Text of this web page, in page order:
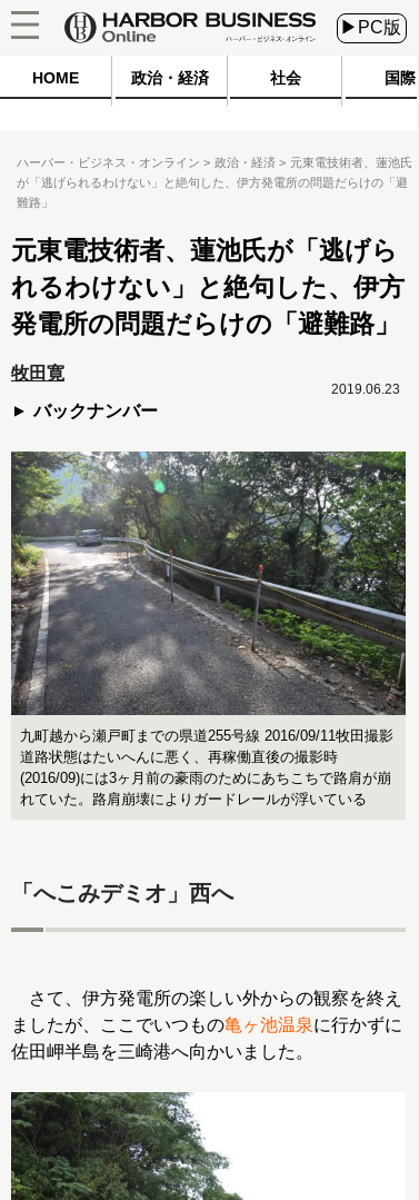
▶PC版
HOME 政治・経済 社会 国際
ハーバー・ビジネス・オンライン 政治・経済
元東電技術者、蓮池氏
が「逃げられるわけない」と絶句した、伊方発電所の問題だらけの「避
難路」
元東電技術者、蓮池氏が「逃げら
れるわけない」と絶句した、伊方
発電所の問題だらけの「避難路」
牧田寛
バックナンバー
2019.06.23
九町越から瀬戸町までの県道255号線 2016/09/11牧田撮影
道路状態はたいへんに悪く、再稼働直後の撮影時
(2016/09)には3ヶ月前の豪雨のためにあちこちで路肩が崩
れていた。路肩崩壊によりガードレールが浮いている
「へこみデミオ」西へ
さて、伊方発電所の楽しい外からの観察を終え
ましたが、ここでいつもの亀ヶ池温泉に行かずに
佐田岬半島を三崎港へ向かいました。